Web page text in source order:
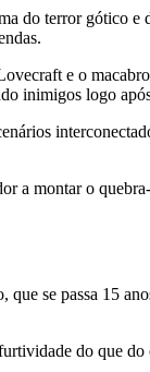
do terror gótico
e o
inimigos logo
a montar o
que se passa 15
do que